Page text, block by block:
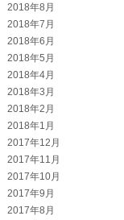
2018年8月
2018年7月
2018年6月
2018年5月
2018年4月
2018年3月
2018年2月
2018年1月
2017年12月
2017年11月
2017年10月
2017年9月
2017年8月